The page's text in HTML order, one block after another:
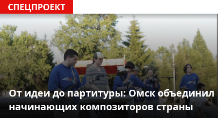
СПЕЦПРОЕКТ
От идеи до партитуры: Омск объединил
начинающих композиторов страны